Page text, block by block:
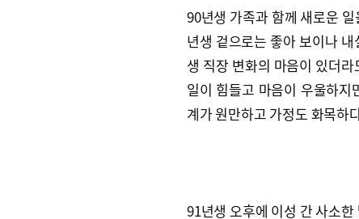
90년생 가족과 함께 새로운
년생 겉으로는 좋아 보이나
생 직장 변화의 마음이 있더
일이 힘들고 마음이 우울하
계가 원만하고 가정도 화목하
91년생 오후에 이성 간 사소